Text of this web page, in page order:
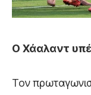
Ο Χάαλαντ
Τον